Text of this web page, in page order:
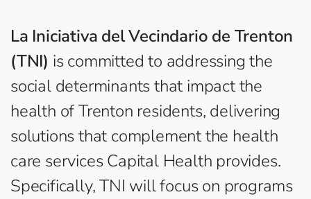
La Iniciativa del Vecindario de Trenton
(TNI) is committed to addressing the
social determinants that impact the
health of Trenton residents, delivering
solutions that complement the health
care services Capital Health provides.
Specifically, TNI will focus on programs